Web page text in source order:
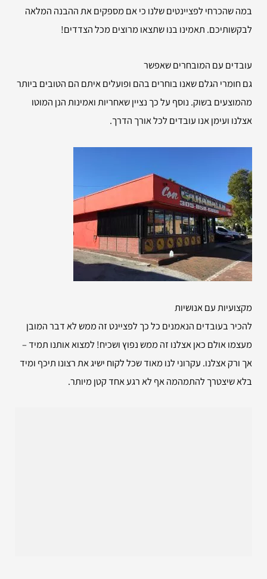
במה שהכרחי לפציינטים שלנו כי אם מספקים את ההבנה המלאה
לבקשותיכם. תאמינו בנו שתצאו מרוצים מכל הצדדים!
עובדים עם המובחרים שאפשר
גם חומרי הגלם שאנו בוחרים בהם ופועלים איתם הם הטובים ביותר
מהמוצעים בשוק. נוסף על כך נציין שאחריות ואמינות הנן המוטו
אצלנו ועימן אנו עובדים לכל אורך הדרך.
מקצועיות עם אנושיות
להכיר בעובדים הנאמנים כל כך לפציינט זה ממש לא דבר המובן
מעצמו אולם כאן אצלנו זה ממש נפוץ ושכיח! למצוא אותנו תמיד –
אך ורק אצלנו. עקרוני לנו מאוד שכל לקוח ישיג את רצונו תיכף ומיד
בלא שיצטרך להתמהמה אף לא רגע אחד קטן מיותר.